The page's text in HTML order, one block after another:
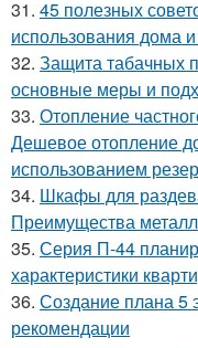
31. 45 полезных
использования дома и
32. Защита табачных
основные меры и
33. Отопление
Дешевое отопление
использованием
34. Шкафы для
Преимущества
35. Серия П-44
характеристики
36. Создание плана 5
рекомендации